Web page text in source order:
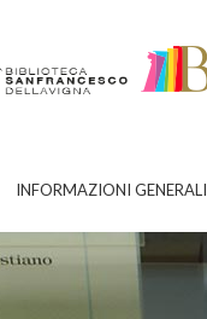
INFORMAZIONI GENERALI